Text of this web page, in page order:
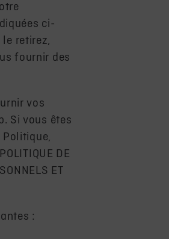
ci-
retirez,
fournir des
vos
Si vous êtes
Politique,
DE
ET
: